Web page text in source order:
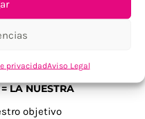
privacidadAviso Legal
LA NUESTRA
objetivo